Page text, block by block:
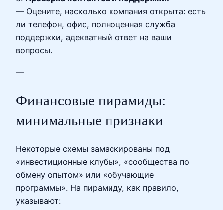
— Оцените, насколько компания открыта: есть
ли телефон, офис, полноценная служба
поддержки, адекватный ответ на ваши
вопросы.
—
Финансовые пирамиды:
минимальные признаки
Некоторые схемы замаскированы под
«инвестиционные клубы», «сообщества по
обмену опытом» или «обучающие
программы». На пирамиду, как правило,
указывают: